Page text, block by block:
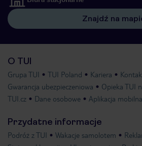
Znajdź na
O TUI
Grupa TUI TUI Poland Kariera
Gwarancja ubezpieczeniowa
Opieka TUI
TUI.cz
Dane osobowe Aplikacja
Przydatne informacje
Podróż z TUI Wakacje samolotem